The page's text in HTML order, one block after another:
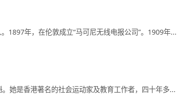
1897年，在伦敦成立“马可尼无线电报公司”。1909年...
她是香港著名的社会运动家及教育工作者，四十年多...